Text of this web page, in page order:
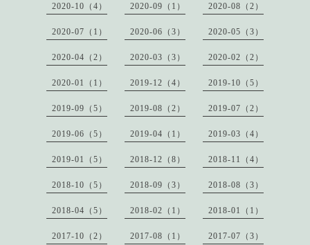
2020-10（4） 2020-09（1） 2020-08（2）
2020-07（1） 2020-06（3） 2020-05（3）
2020-04（2） 2020-03（3） 2020-02（2）
2020-01（1） 2019-12（4） 2019-10（5）
2019-09（5） 2019-08（2） 2019-07（2）
2019-06（5） 2019-04（1） 2019-03（4）
2019-01（5） 2018-12（8） 2018-11（4）
2018-10（5） 2018-09（3） 2018-08（3）
2018-04（5） 2018-02（1） 2018-01（1）
2017-10（2） 2017-08（1） 2017-07（3）